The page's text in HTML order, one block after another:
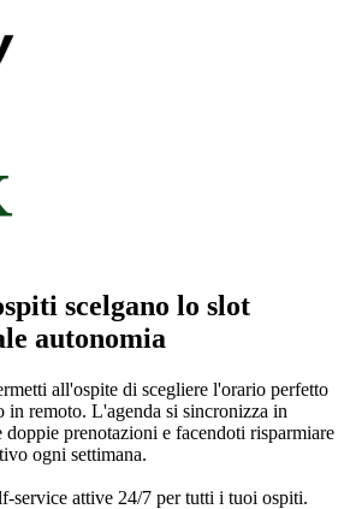
scelgano lo slot
autonomia
all'ospite di scegliere l'orario perfetto
in remoto. L'agenda si sincronizza in
doppie prenotazioni e facendoti risparmiare
ogni settimana.
service attive 24/7 per tutti i tuoi ospiti.